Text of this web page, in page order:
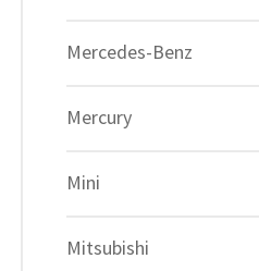
Mercedes-Benz
Mercury
Mini
Mitsubishi